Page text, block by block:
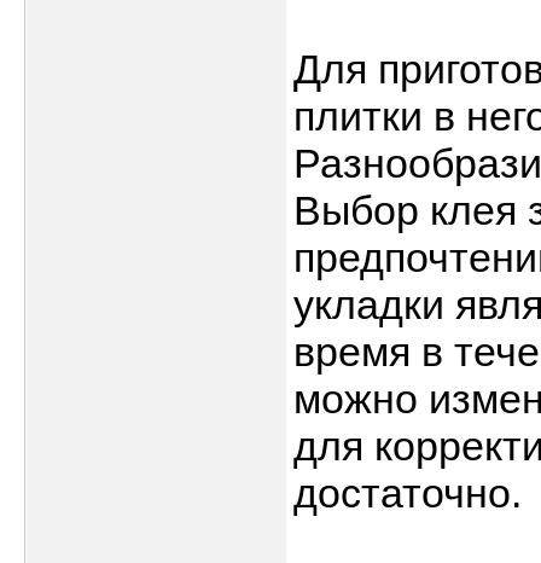
Для
плитки в
Выбор клея
укладки
время в
можно
для
достаточно.